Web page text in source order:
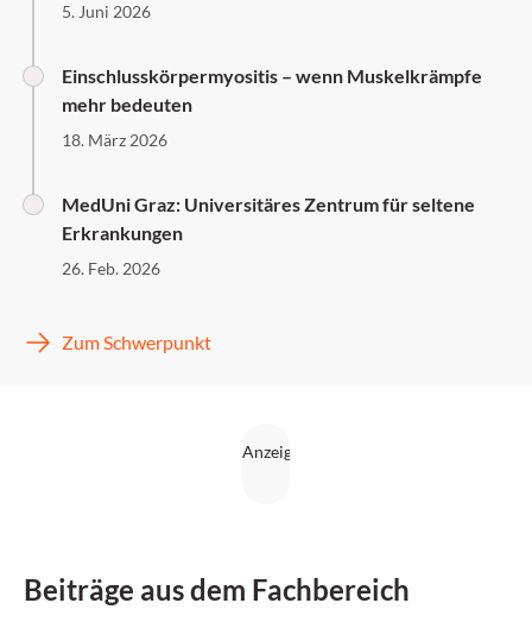
5. Juni 2026
Einschlusskörpermyositis – wenn Muskelkrämpfe
mehr bedeuten
18. März 2026
MedUni Graz: Universitäres Zentrum für seltene
Erkrankungen
26. Feb. 2026
Zum Schwerpunkt
Beiträge aus dem Fachbereich